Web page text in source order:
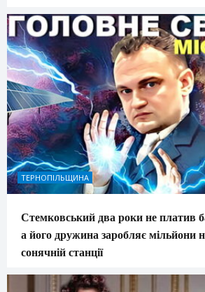
ТЕРНОПІЛЬЩИНА
Стемковський два роки не платив
а його дружина заробляє мільйони
сонячній станції